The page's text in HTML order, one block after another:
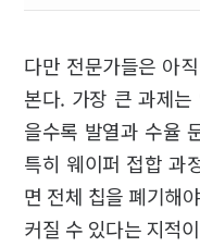
다만 전문가들은 아
본다. 가장 큰 과제
을수록 발열과 수율
특히 웨이퍼 접합 과
면 전체 칩을 폐기해
커질 수 있다는 지적